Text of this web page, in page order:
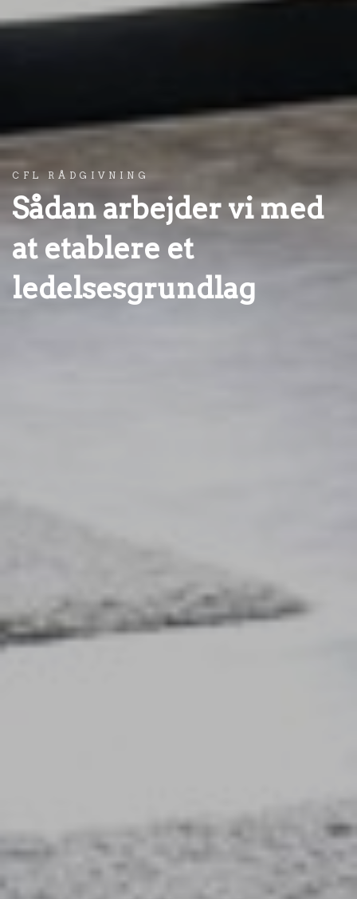
CFL RÅDGIVNING
Sådan arbejder vi med
at etablere et
ledelsesgrundlag